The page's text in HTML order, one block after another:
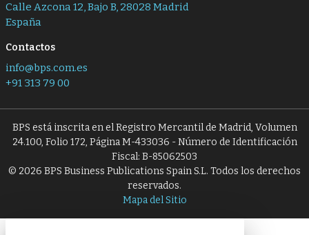
Calle Azcona 12, Bajo B, 28028 Madrid
España
Contactos
info@bps.com.es
+91 313 79 00
BPS está inscrita en el Registro Mercantil de Madrid, Volumen
24.100, Folio 172, Página M-433036 - Número de Identificación
Fiscal: B-85062503
© 2026 BPS Business Publications Spain S.L. Todos los derechos
reservados.
Mapa del Sitio